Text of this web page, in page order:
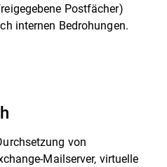
Postfächer)
internen Bedrohungen.
von
Mailserver, virtuelle